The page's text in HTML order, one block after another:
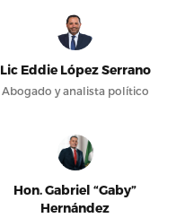
Lic Eddie López Serrano
Abogado y analista político
Hon. Gabriel “Gaby”
Hernández